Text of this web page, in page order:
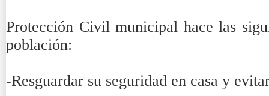
Protección Civil municipal hace las
población:
-Resguardar su seguridad en casa y